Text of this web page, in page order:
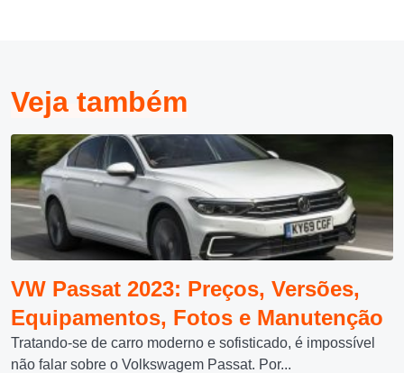
Veja também
VW Passat 2023: Preços, Versões,
Equipamentos, Fotos e Manutenção
Tratando-se de carro moderno e sofisticado, é impossível
não falar sobre o Volkswagem Passat. Por...